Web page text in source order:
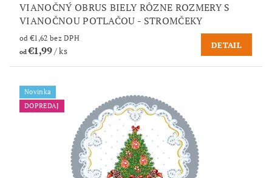
VIANOČNÝ OBRUS BIELY RÔZNE ROZMERY S
VIANOČNOU POTLAČOU - STROMČEKY
od €1,62 bez DPH
od€1,99/ ks
DETAIL
Novinka
DOPREDAJ